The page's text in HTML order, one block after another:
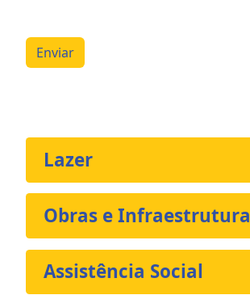
Enviar
Lazer
Obras e Infraestrutura
Assistência Social